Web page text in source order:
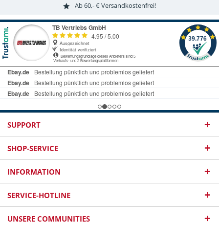
Ab 60,- € Versandkostenfrei!
SUPPORT
SHOP-SERVICE
INFORMATION
SERVICE-HOTLINE
UNSERE COMMUNITIES